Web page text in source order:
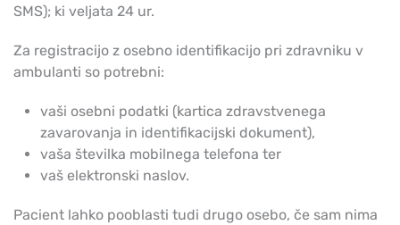
SMS); ki veljata 24 ur.
Za registracijo z osebno identifikacijo pri zdravniku v
ambulanti so potrebni:
vaši osebni podatki (kartica zdravstvenega
zavarovanja in identifikacijski dokument),
vaša številka mobilnega telefona ter
vaš elektronski naslov.
Pacient lahko pooblasti tudi drugo osebo, če sam nima